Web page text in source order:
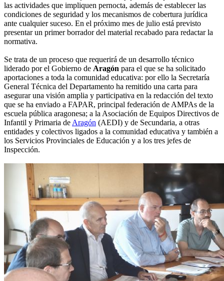
las actividades que impliquen pernocta, además de establecer las
condiciones de seguridad y los mecanismos de cobertura jurídica
ante cualquier suceso. En el próximo mes de julio está previsto
presentar un primer borrador del material recabado para redactar la
normativa.
Se trata de un proceso que requerirá de un desarrollo técnico
liderado por el Gobierno de Aragón para el que se ha solicitado
aportaciones a toda la comunidad educativa: por ello la Secretaría
General Técnica del Departamento ha remitido una carta para
asegurar una visión amplia y participativa en la redacción del texto
que se ha enviado a FAPAR, principal federación de AMPAs de la
escuela pública aragonesa; a la Asociación de Equipos Directivos de
Infantil y Primaria de Aragón (AEDI) y de Secundaria, a otras
entidades y colectivos ligados a la comunidad educativa y también a
los Servicios Provinciales de Educación y a los tres jefes de
Inspección.